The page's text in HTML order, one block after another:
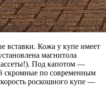
вставки. Кожа у купе имеет
магнитола
Под капотом —
скромные по современным
роскошного купе —